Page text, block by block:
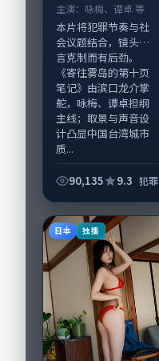
主演： 咏梅、谭卓 等
本片将犯罪节奏与社
会议题结合，镜头语
言克制而有后劲。
《寄往雾岛的第十页
笔记》由滨口龙介掌
舵，咏梅、谭卓担纲
主线；取景与声音设
计凸显中国台湾城市
质...
90,135 9.3 犯罪
日本 独播